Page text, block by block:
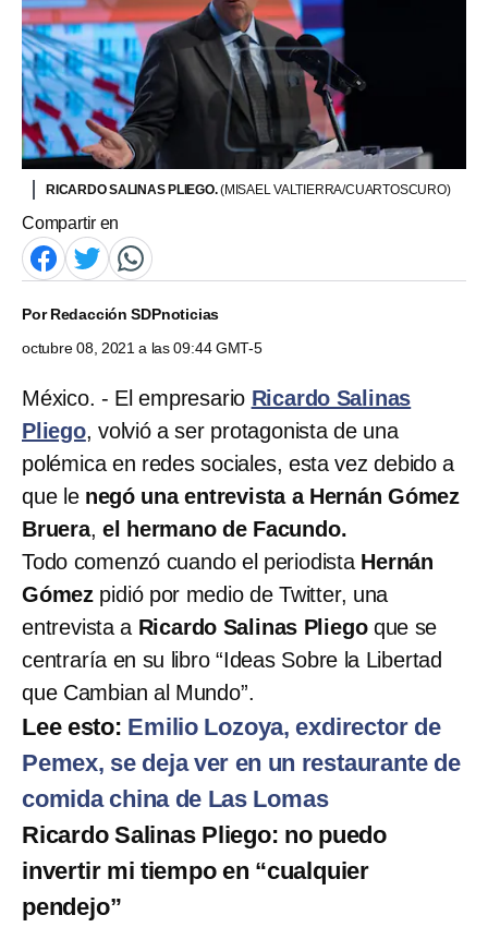
RICARDO SALINAS PLIEGO.(MISAEL VALTIERRA/CUARTOSCURO)
Compartir en
PorRedacción SDPnoticias
octubre 08, 2021 a las 09:44 GMT-5
México. - El empresario Ricardo Salinas
Pliego, volvió a ser protagonista de una
polémica en redes sociales, esta vez debido a
que le negó una entrevista a Hernán Gómez
Bruera,el hermano de Facundo.
Todo comenzó cuando el periodista Hernán
Gómez pidió por medio de Twitter, una
entrevista a Ricardo Salinas Pliego que se
centraría en su libro “Ideas Sobre la Libertad
que Cambian al Mundo”.
Lee esto: Emilio Lozoya, exdirector de
Pemex, se deja ver en un restaurante de
comida china de Las Lomas
Ricardo Salinas Pliego: no puedo
invertir mi tiempo en “cualquier
pendejo”